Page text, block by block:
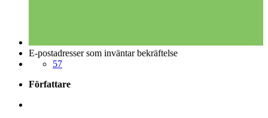
E-postadresser som inväntar bekräftelse
57
Författare